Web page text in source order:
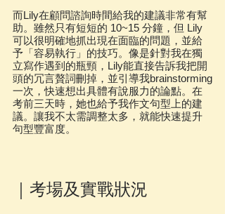
而Lily在顧問諮詢時間給我的建議非常有幫
助。雖然只有短短的 10~15 分鐘，但 Lily
可以很明確地抓出現在面臨的問題，並給
予「容易執行」的技巧。像是針對我在獨
立寫作遇到的瓶頸，Lily能直接告訴我把開
頭的冗言贅詞刪掉，並引導我brainstorming
一次，快速想出具體有說服力的論點。在
考前三天時，她也給予我作文句型上的建
議。讓我不太需調整太多，就能快速提升
句型豐富度。
｜考場及實戰狀況